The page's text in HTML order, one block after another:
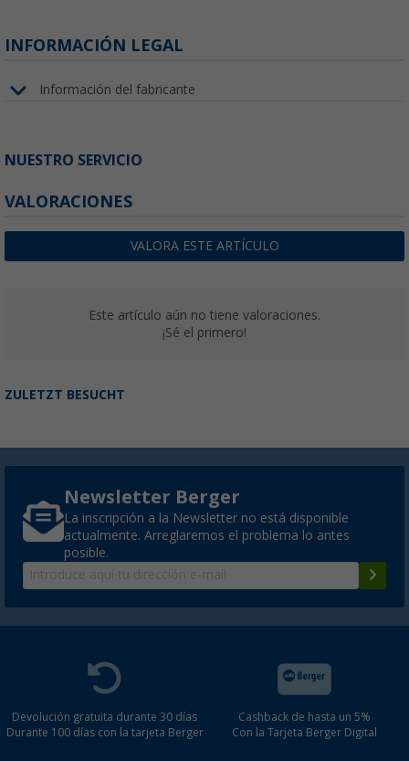
INFORMACIÓN LEGAL
Información del fabricante
NUESTRO SERVICIO
VALORACIONES
VALORA ESTE ARTÍCULO
Este artículo aún no tiene valoraciones.
¡Sé el primero!
ZULETZT BESUCHT
Newsletter Berger
La inscripción a la Newsletter no está disponible
actualmente. Arreglaremos el problema lo antes
posible.
Devolución gratuita durante 30 días
Durante 100 días con la tarjeta Berger
Cashback de hasta un 5%
Con la Tarjeta Berger Digital